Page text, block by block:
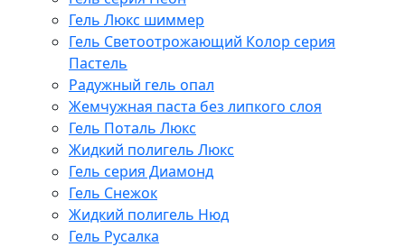
Гель Люкс шиммер
Гель Светоотрожающий Колор серия
Пастель
Радужный гель опал
Жемчужная паста без липкого слоя
Гель Поталь Люкс
Жидкий полигель Люкс
Гель серия Диамонд
Гель Снежок
Жидкий полигель Нюд
Гель Русалка